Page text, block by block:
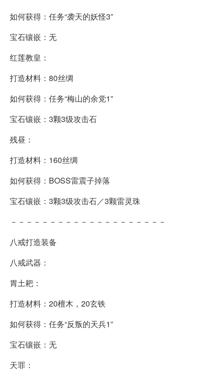
如何获得：任务“袭天的妖怪3”
宝石镶嵌：无
红莲教皇：
打造材料：80丝绸
如何获得：任务“梅山的余党1”
宝石镶嵌：3颗3级攻击石
残昼：
打造材料：160丝绸
如何获得：BOSS雷震子掉落
宝石镶嵌：3颗3级攻击石／3颗雷灵珠
－－－－－－－－－－－－－－－－－－－－
八戒打造装备
八戒武器：
胃土耙：
打造材料：20檀木，20玄铁
如何获得：任务“反叛的天兵1”
宝石镶嵌：无
天罪：